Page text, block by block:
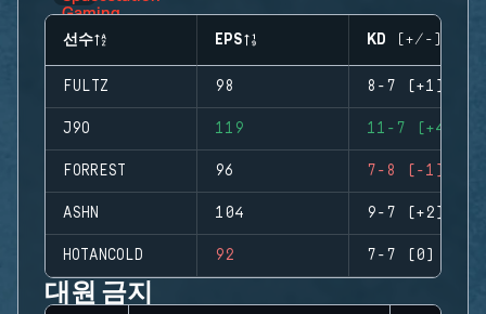
선수 EPS KD (+/-)
FULTZ 98 8-7 (+1)
J9O 119 11-7 (+4)
FORREST 96 7-8 (-1)
ASHN 104 9-7 (+2)
HOTANCOLD 92 7-7 (0)
대원 금지